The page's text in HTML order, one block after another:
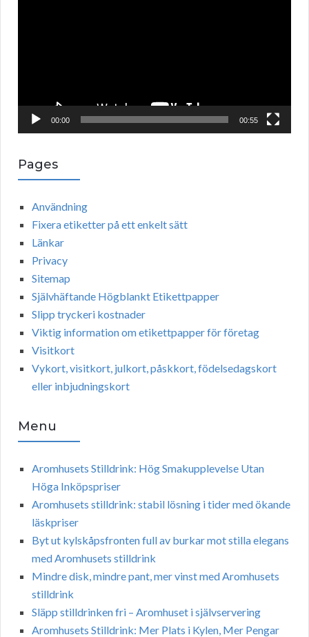
y
r
00:00 00:55
Pages
Användning
Fixera etiketter på ett enkelt sätt
Länkar
Privacy
Sitemap
Självhäftande Högblankt Etikettpapper
Slipp tryckeri kostnader
Viktig information om etikettpapper för företag
Visitkort
Vykort, visitkort, julkort, påskkort, födelsedagskort
eller inbjudningskort
Menu
Aromhusets Stilldrink: Hög Smakupplevelse Utan
Höga Inköpspriser
Aromhusets stilldrink: stabil lösning i tider med ökande
läskpriser
Byt ut kylskåpsfronten full av burkar mot stilla elegans
med Aromhusets stilldrink
Mindre disk, mindre pant, mer vinst med Aromhusets
stilldrink
Släpp stilldrinken fri – Aromhuset i självservering
Aromhusets Stilldrink: Mer Plats i Kylen, Mer Pengar